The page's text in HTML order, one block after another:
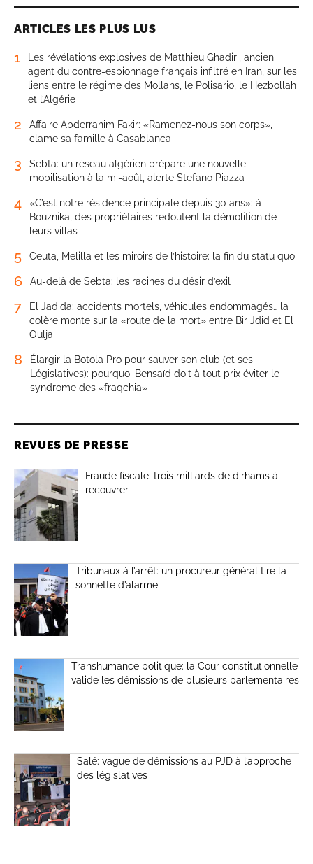
ARTICLES LES PLUS LUS
1
Les révélations explosives de Matthieu Ghadiri, ancien
agent du contre-espionnage français infiltré en Iran, sur les
liens entre le régime des Mollahs, le Polisario, le Hezbollah
et l’Algérie
2
Affaire Abderrahim Fakir: «Ramenez-nous son corps»,
clame sa famille à Casablanca
3
Sebta: un réseau algérien prépare une nouvelle
mobilisation à la mi-août, alerte Stefano Piazza
4
«C’est notre résidence principale depuis 30 ans»: à
Bouznika, des propriétaires redoutent la démolition de
leurs villas
5 Ceuta, Melilla et les miroirs de l’histoire: la fin du statu quo
6 Au-delà de Sebta: les racines du désir d’exil
7
El Jadida: accidents mortels, véhicules endommagés… la
colère monte sur la «route de la mort» entre Bir Jdid et El
Oulja
8
Élargir la Botola Pro pour sauver son club (et ses
Législatives): pourquoi Bensaïd doit à tout prix éviter le
syndrome des «fraqchia»
REVUES DE PRESSE
Fraude fiscale: trois milliards de dirhams à
recouvrer
Tribunaux à l’arrêt: un procureur général tire la
sonnette d’alarme
Transhumance politique: la Cour constitutionnelle
valide les démissions de plusieurs parlementaires
Salé: vague de démissions au PJD à l’approche
des législatives